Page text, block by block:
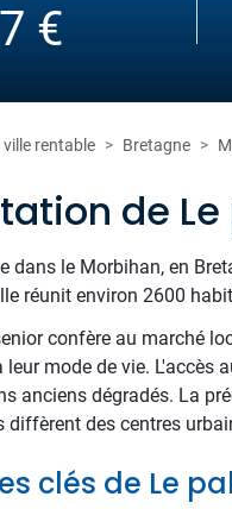
€
rentable Bretagne
de
dans le Morbihan, en
réunit environ 2600
confère au marché
leur mode de vie. L'accès
anciens dégradés. La
diffèrent des centres
clés de Le